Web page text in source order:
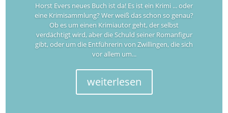
Horst Evers neues Buch ist da! Es ist ein Krimi ... oder
eine Krimisammlung? Wer weiß das schon so genau?
Ob es um einen Krimiautor geht, der selbst
verdächtigt wird, aber die Schuld seiner Romanfigur
gibt, oder um die Entführerin von Zwillingen, die sich
vor allem um...
weiterlesen